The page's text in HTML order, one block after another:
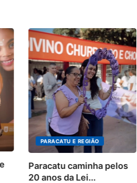
PARACATU E REGIÃO
Paracatu caminha pelos
20 anos da Lei...